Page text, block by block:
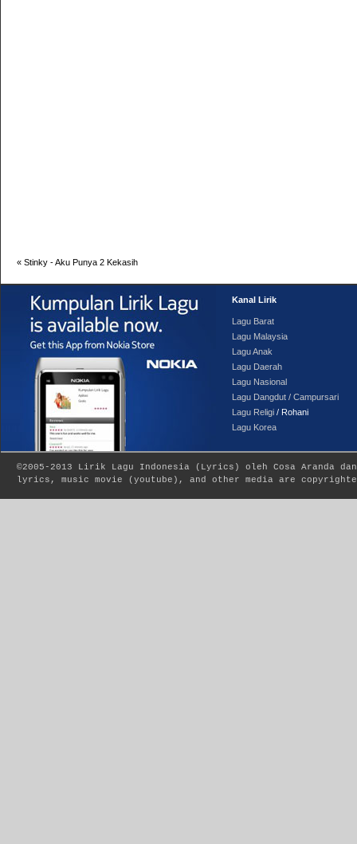
« Stinky - Aku Punya 2 Kekasih
Kanal Lirik
Lagu Barat
Lagu Malaysia
Lagu Anak
Lagu Daerah
Lagu Nasional
Lagu Dangdut / Campursari
Lagu Religi / Rohani
Lagu Korea
©2005-2013 Lirik Lagu Indonesia ( Lyrics ) oleh Cosa Aranda
lyrics, music movie (youtube), and other media are